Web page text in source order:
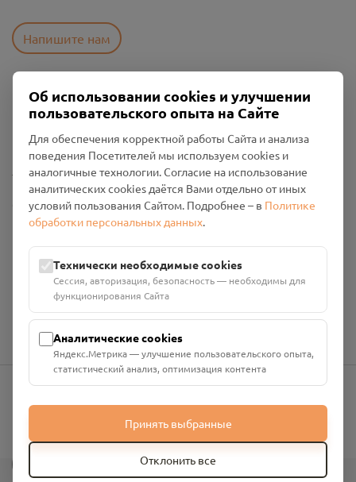
Напишите нам
Пользовательское соглашение
Политика конфиденциальности
Промо-материалы
Настройки cookies
Общество с ограниченной ответственностью «Смоленский
Проект Помним»
Юридический адрес: 216790, Смоленская область, р-н
Руднянский, г. Рудня, улица Западная, д. 26А, пом. 18
Номер счёта: 40702810901130004287 в АО "АЛЬФА-БАНК"
Кор. счёт: 30101810200000000593
info@pomnim.online
Об использовании cookies и улучшении
пользовательского опыта на Сайте
Для обеспечения корректной работы Сайта и анализа
поведения Посетителей мы используем cookies и
аналогичные технологии. Согласие на использование
аналитических cookies даётся Вами отдельно от иных
условий пользования Сайтом. Подробнее – в Политике
обработки персональных данных.
Технически необходимые cookies
Сессия, авторизация, безопасность — необходимы для
функционирования Сайта
Аналитические cookies
Яндекс.Метрика — улучшение пользовательского опыта,
статистический анализ, оптимизация контента
Принять выбранные
Отклонить все